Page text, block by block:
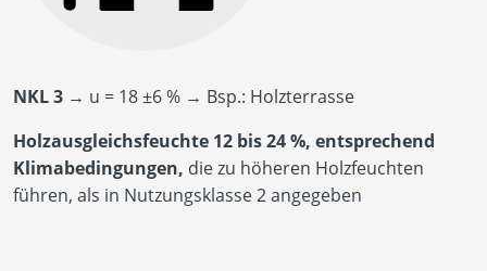
NKL 3 → u = 18 ±6 % → Bsp.: Holzterrasse
Holzausgleichsfeuchte 12 bis 24 %, entsprechend
Klimabedingungen, die zu höheren Holzfeuchten
führen, als in Nutzungsklasse 2 angegeben